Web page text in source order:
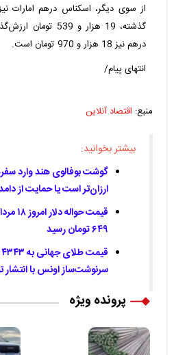
از سوی دیگر، اسکناس درهم امارات
گذشته، 19 هزار و
درهم نیز 18 هزار و 970 تومان است.
انتهای پیام/
منبع: اقتصاد آنلاین
بیشتر بخوانید:
گوشت بوفالوی هند وارد
ارزان‌تر است یا حمایت از
۶۴۹ تومان رسید
سرنوشت‌ساز اونس با انتشار
پرونده ویژه